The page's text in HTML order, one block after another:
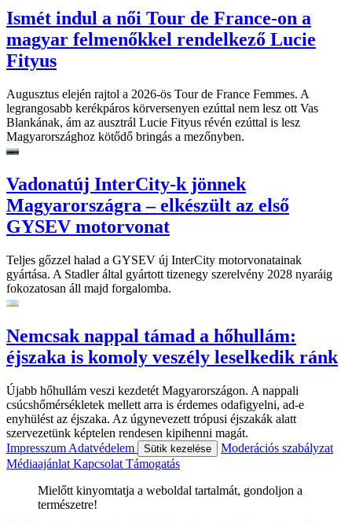
Ismét indul a női Tour de France-on a
magyar felmenőkkel rendelkező Lucie
Fityus
Augusztus elején rajtol a 2026-ös Tour de France Femmes. A
legrangosabb kerékpáros körversenyen ezúttal nem lesz ott Vas
Blankának, ám az ausztrál Lucie Fityus révén ezúttal is lesz
Magyarországhoz kötődő bringás a mezőnyben.
Vadonatúj InterCity-k jönnek
Magyarországra – elkészült az első
GYSEV motorvonat
Teljes gőzzel halad a GYSEV új InterCity motorvonatainak
gyártása. A Stadler által gyártott tizenegy szerelvény 2028 nyaráig
fokozatosan áll majd forgalomba.
Nemcsak nappal támad a hőhullám:
éjszaka is komoly veszély leselkedik ránk
Újabb hőhullám veszi kezdetét Magyarországon. A nappali
csúcshőmérsékletek mellett arra is érdemes odafigyelni, ad-e
enyhülést az éjszaka. Az úgynevezett trópusi éjszakák alatt
szervezetünk képtelen rendesen kipihenni magát.
Impresszum Adatvédelem Sütik kezelése
Moderációs szabályzat
Médiaajánlat Kapcsolat Támogatás
Mielőtt kinyomtatja a weboldal tartalmát, gondoljon a
természetre!